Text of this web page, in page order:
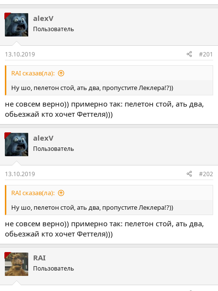
alexV
Пользователь
13.10.2019 #201
RAI сказав(ла):
Ну шо, пелетон стой, ать два, пропустите Леклера!?))
не совсем верно)) примерно так: пелетон стой, ать два,
обьезжай кто хочет Феттеля)))
alexV
Пользователь
13.10.2019 #202
RAI сказав(ла):
Ну шо, пелетон стой, ать два, пропустите Леклера!?))
не совсем верно)) примерно так: пелетон стой, ать два,
обьезжай кто хочет Феттеля)))
RAI
Пользователь